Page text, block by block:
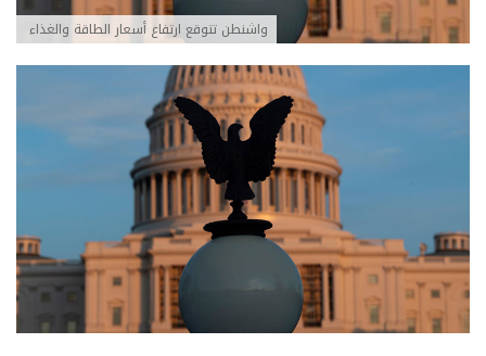
واشنطن تتوقع ارتفاع أسعار الطاقة والغذاء ‏